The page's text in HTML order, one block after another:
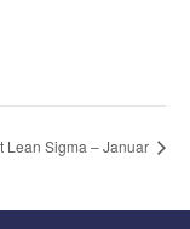
Lean Sigma – Januar